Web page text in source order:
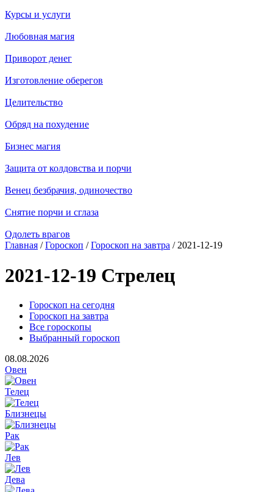
Курсы и услуги
Любовная магия
Приворот денег
Изготовление оберегов
Целительство
Обряд на похудение
Бизнес магия
Защита от колдовства и порчи
Венец безбрачия, одиночество
Снятие порчи и сглаза
Одолеть врагов
Главная /Гороскоп /Гороскоп на завтра / 2021-12-19
2021-12-19 Стрелец
Гороскоп на сегодня
Гороскоп на завтра
Все гороскопы
Выбранный гороскоп
08.08.2026
Овен
Телец
Близнецы
Рак
Лев
Дева